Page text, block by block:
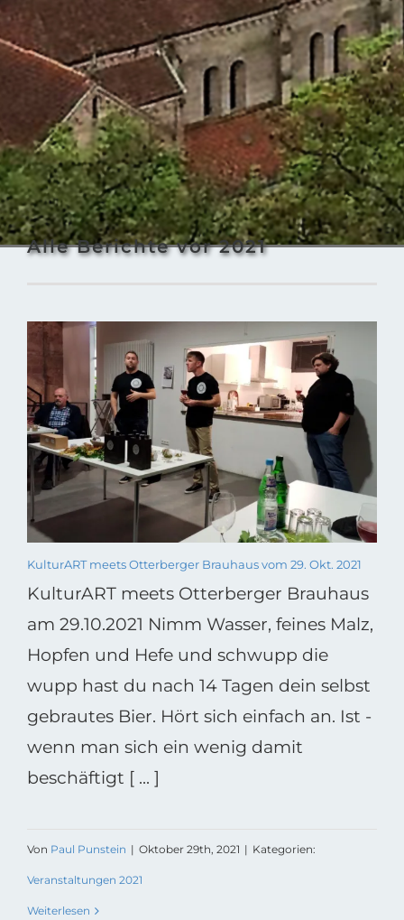
Alle Berichte vor 2021
KulturART meets Otterberger Brauhaus vom 29. Okt. 2021
KulturART meets Otterberger Brauhaus
am 29.10.2021 Nimm Wasser, feines Malz,
Hopfen und Hefe und schwupp die
wupp hast du nach 14 Tagen dein selbst
gebrautes Bier. Hört sich einfach an. Ist -
wenn man sich ein wenig damit
beschäftigt [ ... ]
Von Paul Punstein | Oktober 29th, 2021 | Kategorien:
Veranstaltungen 2021
Weiterlesen